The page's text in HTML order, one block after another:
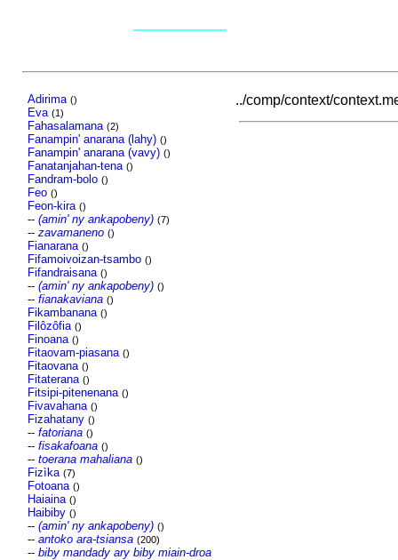
Adirima ()
Eva (1)
Fahasalamana (2)
Fanampin' anarana (lahy) ()
Fanampin' anarana (vavy) ()
Fanatanjahan-tena ()
Fandram-bolo ()
Feo ()
Feon-kira ()
-- (amin' ny ankapobeny) (7)
-- zavamaneno ()
Fianarana ()
Fifamoivoizan-tsambo ()
Fifandraisana ()
-- (amin' ny ankapobeny) ()
-- fianakaviana ()
Fikambanana ()
Filôzôfia ()
Finoana ()
Fitaovam-piasana ()
Fitaovana ()
Fitaterana ()
Fitsipi-pitenenana ()
Fivavahana ()
Fizahatany ()
-- fatoriana ()
-- fisakafoana ()
-- toerana mahaliana ()
Fizìka (7)
Fotoana ()
Haiaina ()
Haibiby ()
-- (amin' ny ankapobeny) ()
-- antoko ara-tsiansa (200)
-- biby mandady ary biby miain-droa
../comp/context/